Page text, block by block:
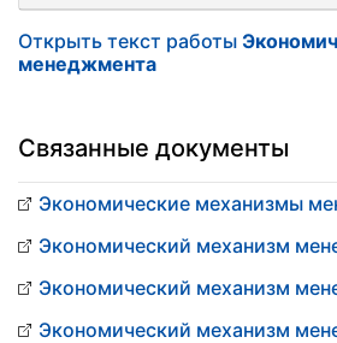
Открыть текст работы
менеджмента
Связанные документы
Экономические механизмы
Экономический механизм
Экономический механизм
Экономический механизм